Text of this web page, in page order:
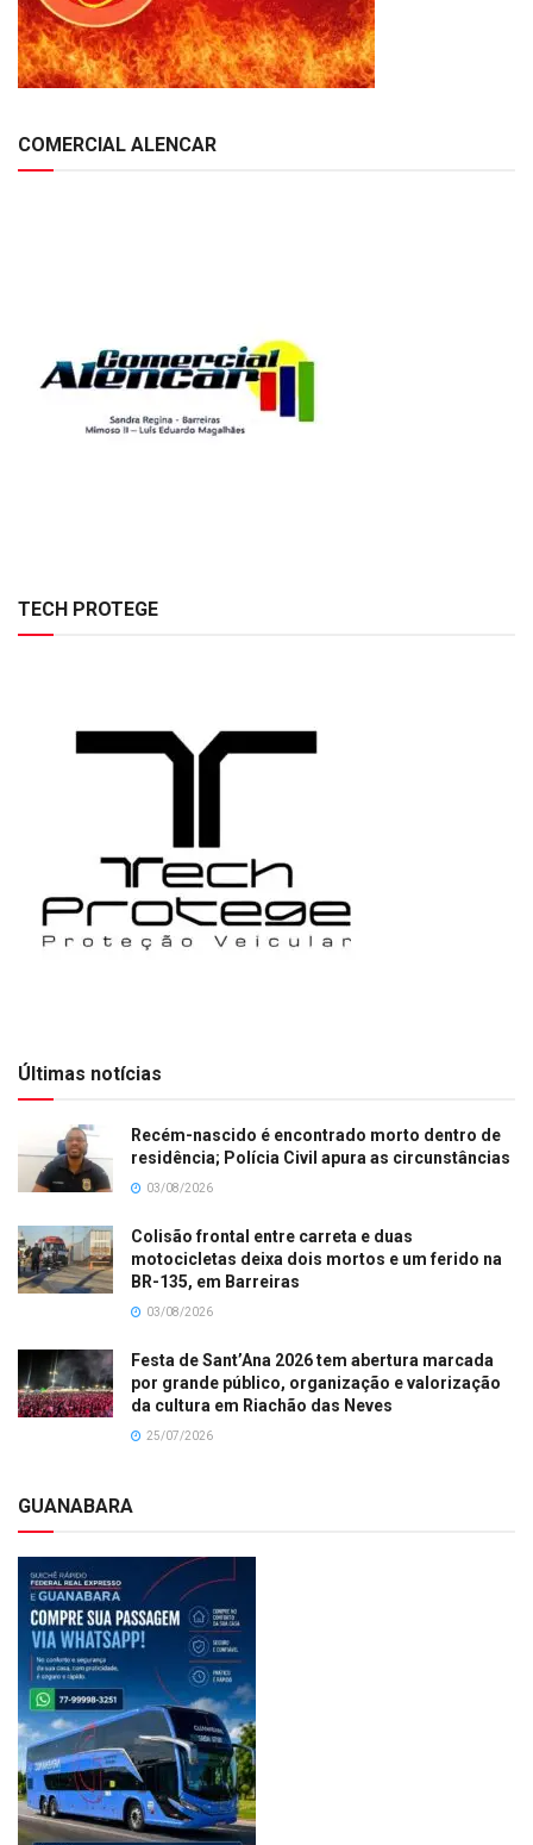
COMERCIAL ALENCAR
TECH PROTEGE
Últimas notícias
Recém-nascido é encontrado morto dentro de
residência; Polícia Civil apura as circunstâncias
03/08/2026
Colisão frontal entre carreta e duas
motocicletas deixa dois mortos e um ferido na
BR-135, em Barreiras
03/08/2026
Festa de Sant’Ana 2026 tem abertura marcada
por grande público, organização e valorização
da cultura em Riachão das Neves
25/07/2026
GUANABARA